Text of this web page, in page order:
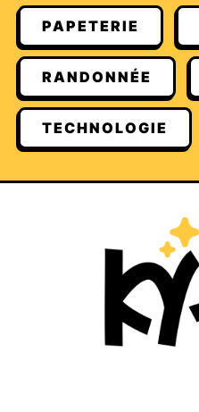
PAPETERIE
RANDONNÉE
TECHNOLOGIE